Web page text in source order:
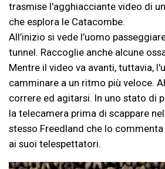
trasmise l'agghiacciante video di
che esplora le Catacombe.
All’inizio si vede l’uomo
tunnel. Raccoglie anche alcune
Mentre il video va avanti, tuttavia,
camminare a un ritmo più veloce.
correre ed agitarsi. In uno stato di
la telecamera prima di scappare
stesso Freedland che lo
ai suoi telespettatori.